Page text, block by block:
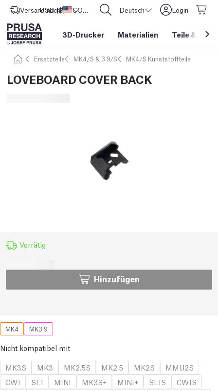
Versand nach Vereinigte Staaten
USD ($) CORE One L: Jetzt auf Lager! Deutsch Login
3D-Drucker Materialien Teile &
Ersatzteile MK4/S & 3.9/S MK4/S Kunststoffteile
LOVEBOARD COVER BACK
Vorrätig
Hinzufügen
MK4 MK3.9
Nicht kompatibel mit
MK3S
MK3 MK2.5S MK2.5 MK2S
MMU2S
CW1
SL1 MINI MK3S+ MINI+ SL1S
CW1S